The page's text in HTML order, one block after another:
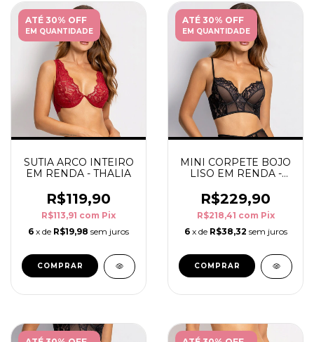
ATÉ 30% OFF
EM QUANTIDADE
SUTIA ARCO INTEIRO
EM RENDA - THALIA
R$119,90
R$113,91 com Pix
6 x de R$19,98 sem juros
COMPRAR
ATÉ 30% OFF
EM QUANTIDADE
MINI CORPETE BOJO
LISO EM RENDA -
R$229,90
R$218,41 com Pix
6 x de R$38,32 sem juros
COMPRAR